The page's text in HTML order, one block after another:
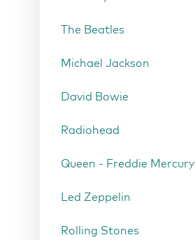
The Beatles
Michael Jackson
David Bowie
Radiohead
Queen - Freddie Mercury
Led Zeppelin
Rolling Stones